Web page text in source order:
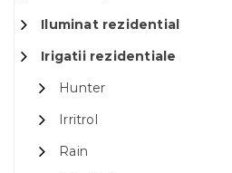
Iluminat rezidential
Irigatii rezidentiale
Hunter
Irritrol
Rain